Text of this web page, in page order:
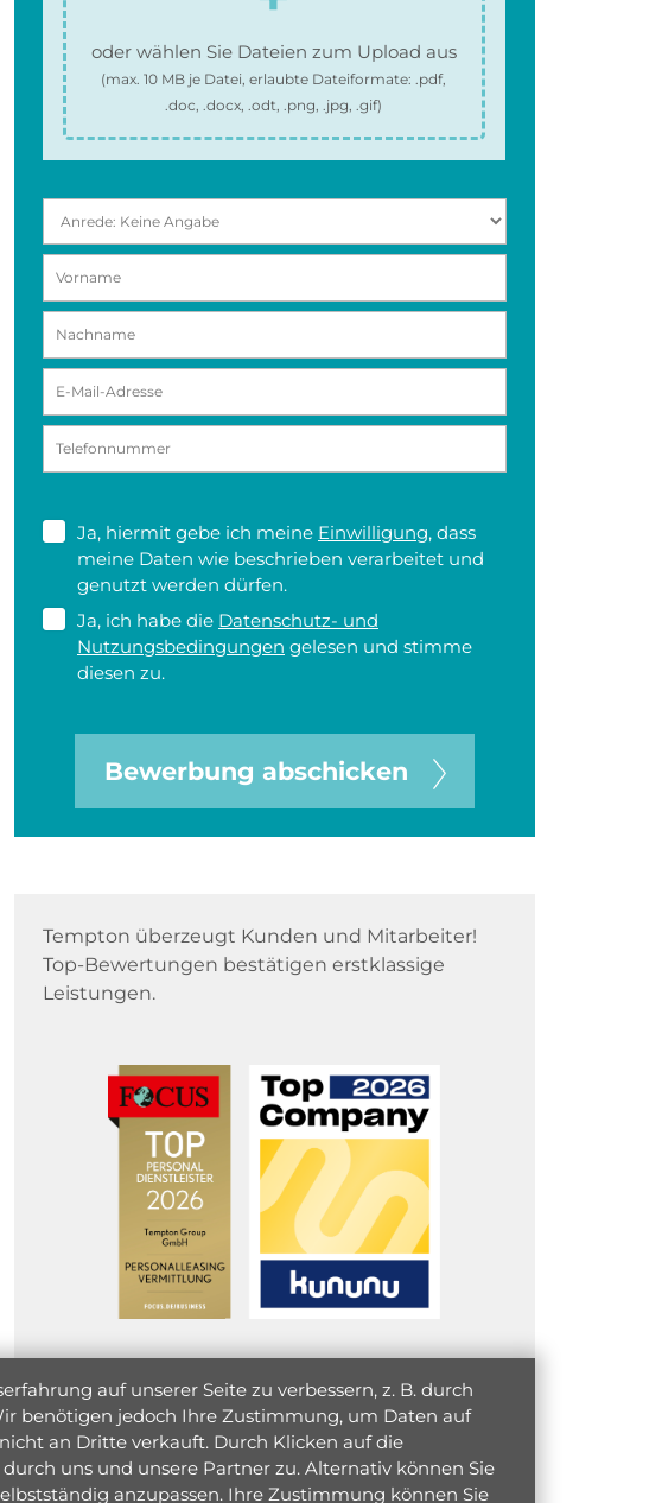
oder wählen Sie Dateien zum Upload aus
(max.10 MB je Datei, erlaubte Dateiformate:.pdf,
.doc, .docx, .odt, .png, .jpg, .gif)
Ja, hiermit gebe ich meine Einwilligung, dass
meine Daten wie beschrieben verarbeitet und
genutzt werden dürfen.
Ja, ich habe die Datenschutz- und
Nutzungsbedingungen gelesen und stimme
diesen zu.
Bewerbung abschicken
Tempton überzeugt Kunden und Mitarbeiter!
Top-Bewertungen bestätigen erstklassige
Leistungen.
auf unserer Seite zu verbessern, z. B. durch
benötigen jedoch Ihre Zustimmung, um Daten auf
an Dritte verkauft. Durch Klicken auf die
uns und unsere Partner zu. Alternativ können Sie
anzupassen. Ihre Zustimmung können Sie